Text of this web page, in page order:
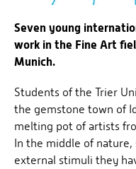
Seven young
work in the Fine Art
Munich.
Students of the Trier
the gemstone town of
melting pot of artists
In the middle of
external stimuli they